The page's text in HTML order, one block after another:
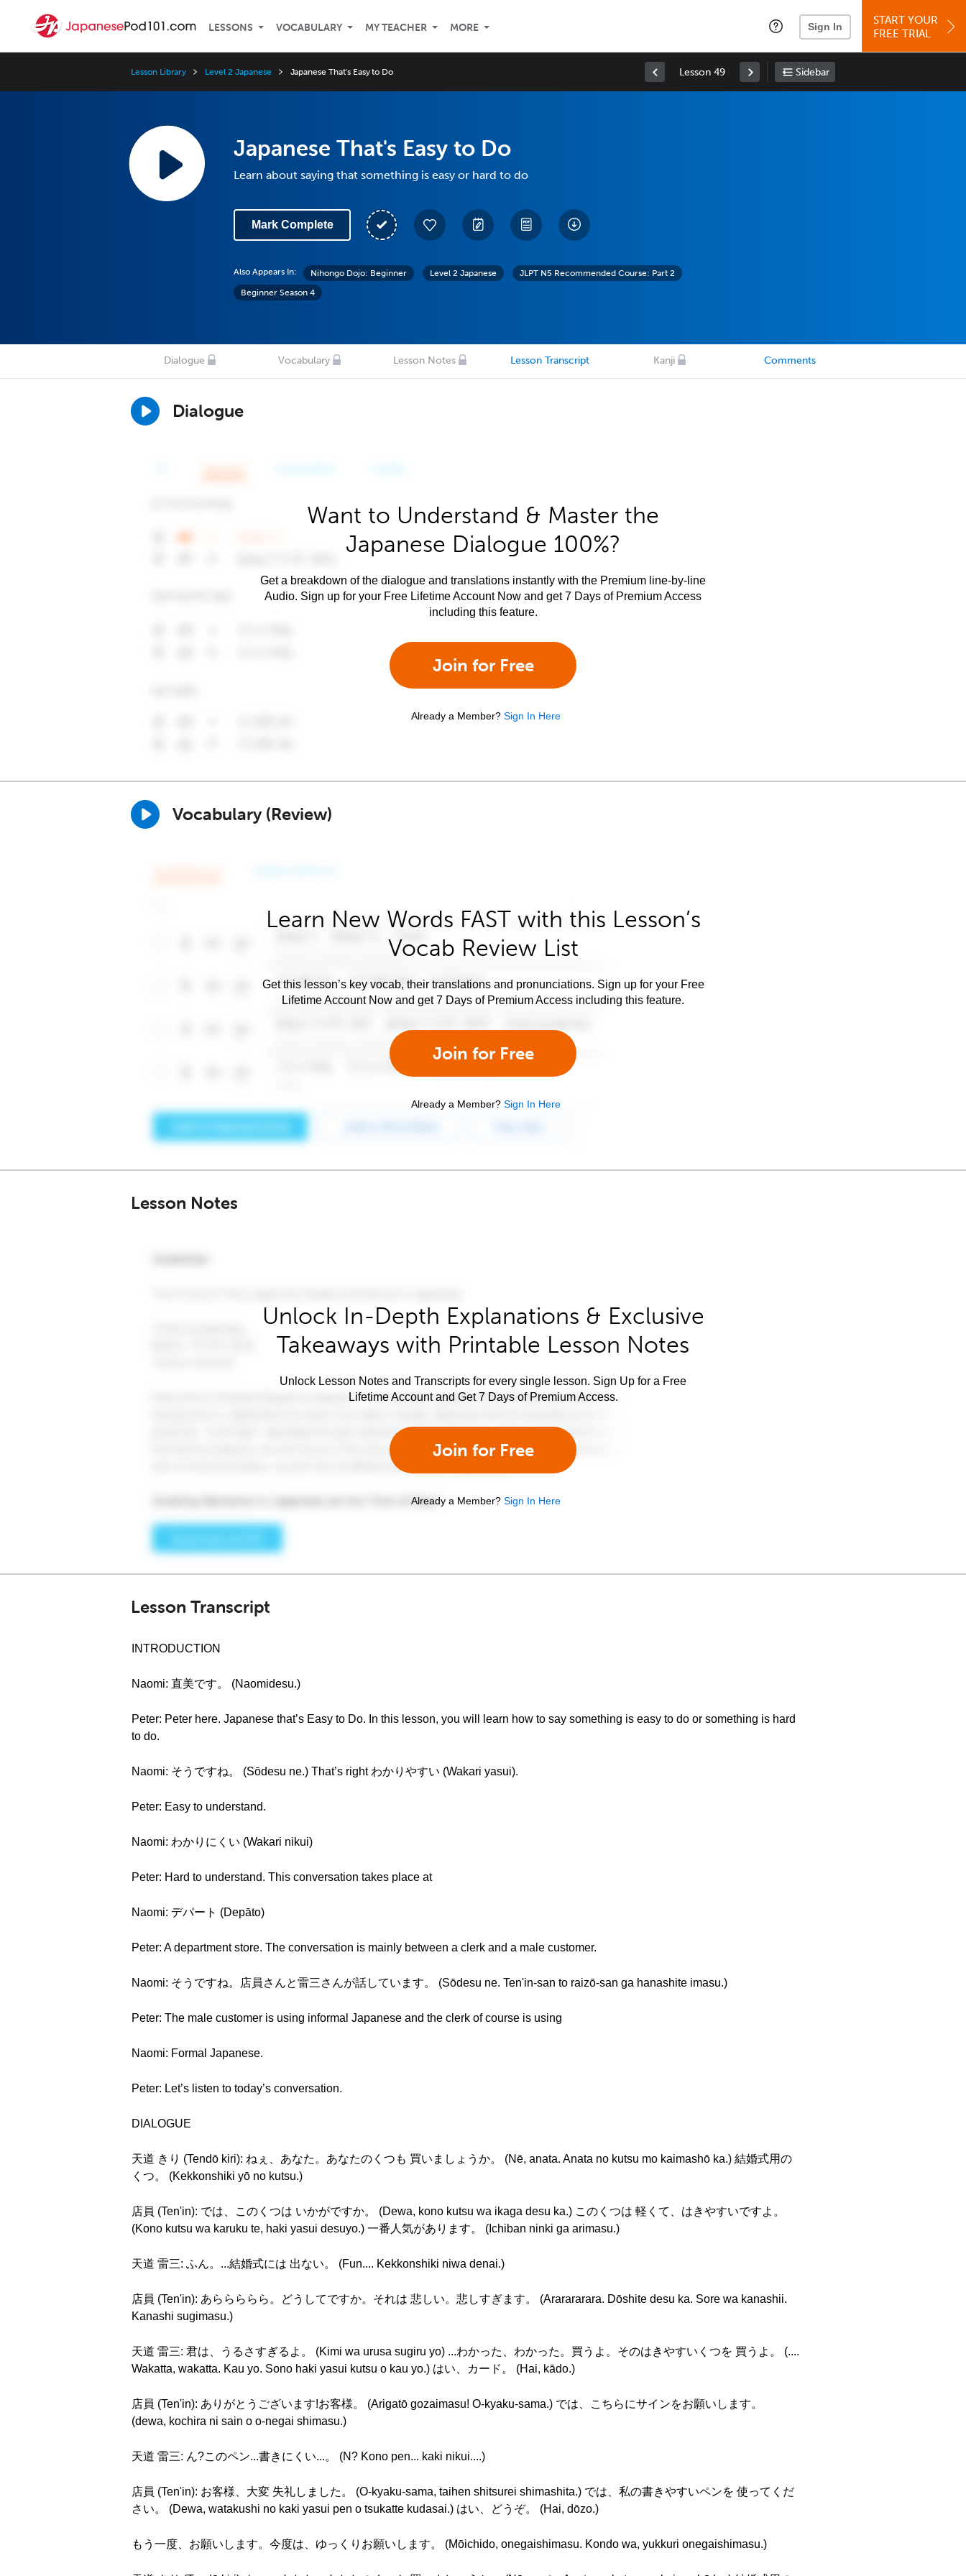
LESSONS VOCABULARY MY TEACHER MORE Sign In
START YOUR
FREE TRIAL
Lesson Library Level 2 Japanese Japanese That's Easy to Do Lesson 49 Sidebar
Japanese That's Easy to Do
Learn about saying that something is easy or hard to do
Mark Complete
Also Appears In: Nihongo Dojo: Beginner Level 2 Japanese
JLPT N5 Recommended Course: Part 2
Beginner Season 4
Dialogue Vocabulary Lesson Notes Lesson Transcript Kanji Comments
Dialogue
Want to Understand & Master the
Japanese Dialogue 100%?
Get a breakdown of the dialogue and translations instantly with the Premium line-by-line
Audio. Sign up for your Free Lifetime Account Now and get 7 Days of Premium Access
including this feature.
Join for Free
Already a Member? Sign In Here
Vocabulary (Review)
Learn New Words FAST with this Lesson’s
Vocab Review List
Get this lesson’s key vocab, their translations and pronunciations. Sign up for your Free
Lifetime Account Now and get 7 Days of Premium Access including this feature.
Join for Free
Already a Member? Sign In Here
Lesson Notes
Unlock In-Depth Explanations & Exclusive
Takeaways with Printable Lesson Notes
Unlock Lesson Notes and Transcripts for every single lesson. Sign Up for a Free
Lifetime Account and Get 7 Days of Premium Access.
Join for Free
Already a Member? Sign In Here
Lesson Transcript
INTRODUCTION
Naomi: 直美です。 (Naomidesu.)
Peter: Peter here. Japanese that’s Easy to Do. In this lesson, you will learn how to say something is easy to do or something is hard
to do.
Naomi: そうですね。 (Sōdesu ne.) That’s right わかりやすい (Wakari yasui).
Peter: Easy to understand.
Naomi: わかりにくい (Wakari nikui)
Peter: Hard to understand. This conversation takes place at
Naomi: デパート (Depāto)
Peter: A department store. The conversation is mainly between a clerk and a male customer.
Naomi: そうですね。店員さんと雷三さんが話しています。 (Sōdesu ne. Ten'in-san to raizō-san ga hanashite imasu.)
Peter: The male customer is using informal Japanese and the clerk of course is using
Naomi: Formal Japanese.
Peter: Let’s listen to today’s conversation.
DIALOGUE
天道 きり (Tendō kiri): ねぇ、あなた。あなたのくつも 買いましょうか。 (Nē, anata. Anata no kutsu mo kaimashō ka.) 結婚式用の
くつ。 (Kekkonshiki yō no kutsu.)
店員 (Ten'in): では、このくつは いかがですか。 (Dewa, kono kutsu wa ikaga desu ka.) このくつは 軽くて、はきやすいですよ。
(Kono kutsu wa karuku te, haki yasui desuyo.) 一番人気があります。 (Ichiban ninki ga arimasu.)
天道 雷三: ふん。...結婚式には 出ない。 (Fun.... Kekkonshiki niwa denai.)
店員 (Ten'in): あららららら。どうしてですか。それは 悲しい。悲しすぎます。 (Ararararara. Dōshite desu ka. Sore wa kanashii.
Kanashi sugimasu.)
天道 雷三: 君は、うるさすぎるよ。 (Kimi wa urusa sugiru yo) ...わかった、わかった。買うよ。そのはきやすいくつを 買うよ。 (....
Wakatta, wakatta. Kau yo. Sono haki yasui kutsu o kau yo.) はい、カード。 (Hai, kādo.)
店員 (Ten'in): ありがとうございます!お客様。 (Arigatō gozaimasu! O-kyaku-sama.) では、こちらにサインをお願いします。
(dewa, kochira ni sain o o-negai shimasu.)
天道 雷三: ん?このペン...書きにくい...。 (N? Kono pen... kaki nikui....)
店員 (Ten'in): お客様、大変 失礼しました。 (O-kyaku-sama, taihen shitsurei shimashita.) では、私の書きやすいペンを 使ってくだ
さい。 (Dewa, watakushi no kaki yasui pen o tsukatte kudasai.) はい、どうぞ。 (Hai, dōzo.)
もう一度、お願いします。今度は、ゆっくりお願いします。 (Mōichido, onegaishimasu. Kondo wa, yukkuri onegaishimasu.)